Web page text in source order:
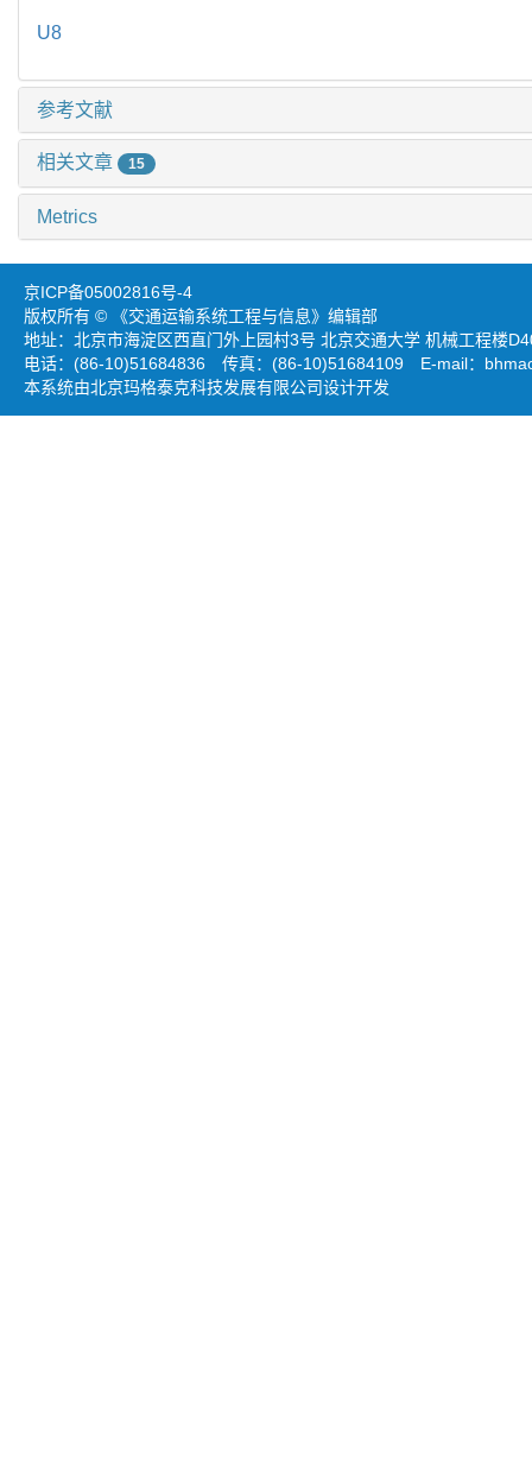
U8
参考文献
相关文章 15
Metrics
京ICP备05002816号-4
版权所有 © 《交通运输系统工程与信息》编辑部
地址：北京市海淀区西直门外上园村3号 北京交通大学 机械工程楼
电话：(86-10)51684836 传真：(86-10)51684109 E-mail：
本系统由北京玛格泰克科技发展有限公司设计开发